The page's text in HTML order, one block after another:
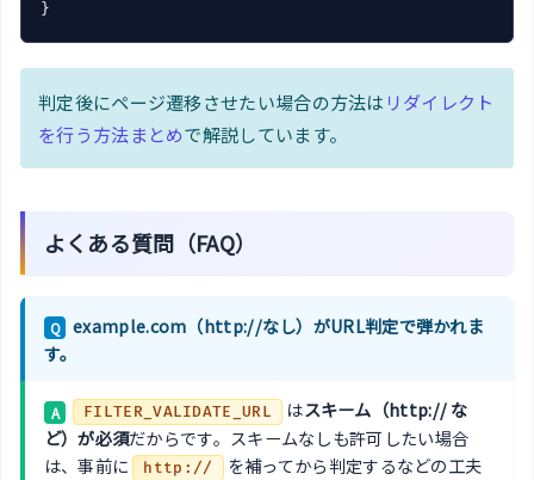
判定後にページ遷移させたい場合の方法は リダイレクト
を行う方法まとめで解説しています。
よくある質問（FAQ）
Q
example.com（http://なし）がURL判定で弾かれま
す。
A FILTER_VALIDATE_URL はスキーム（http:// な
ど）が必須だからです。スキームなしも許可したい場合
は、事前に http://
を補ってから判定するなどの工夫